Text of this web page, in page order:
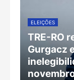
ELEIÇÕES
TRE-RO
Gurgacz